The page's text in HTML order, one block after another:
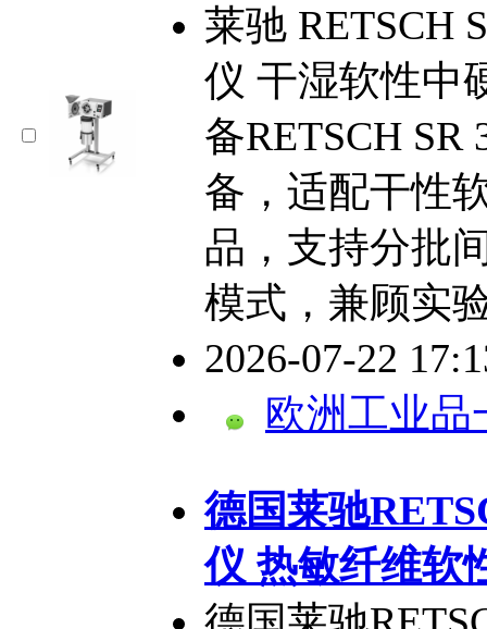
莱驰 RETSCH
仪 干湿软性中
备RETSCH
备，适配干性
品，支持分批
模式，兼顾实
2026-07-22
欧洲工业品
德国莱驰
仪 热敏纤维软